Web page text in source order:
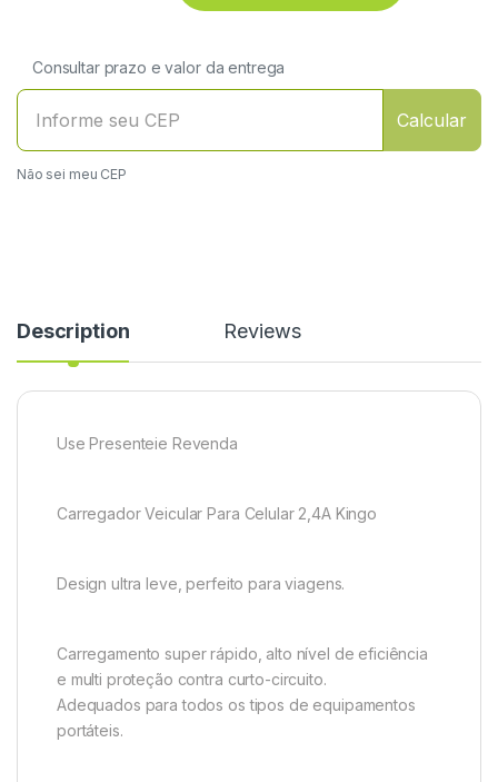
Consultar prazo e valor da entrega
Calcular
Não sei meu CEP
Description Reviews
Use Presenteie Revenda
Carregador Veicular Para Celular 2,4A Kingo
Design ultra leve, perfeito para viagens.
Carregamento super rápido, alto nível de eficiência
e multi proteção contra curto-circuito.
Adequados para todos os tipos de equipamentos
portáteis.